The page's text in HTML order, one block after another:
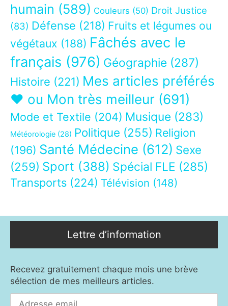
humain (589) Couleurs (50) Droit Justice
(83) Défense (218) Fruits et légumes ou
végétaux (188) Fâchés avec le
français (976) Géographie (287)
Histoire (221) Mes articles préférés
❤ ou Mon très meilleur (691)
Mode et Textile (204) Musique (283)
Météorologie (28) Politique (255) Religion
(196) Santé Médecine (612) Sexe
(259) Sport (388) Spécial FLE (285)
Transports (224) Télévision (148)
Lettre d’information
Recevez gratuitement chaque mois une brève
sélection de mes meilleurs articles.